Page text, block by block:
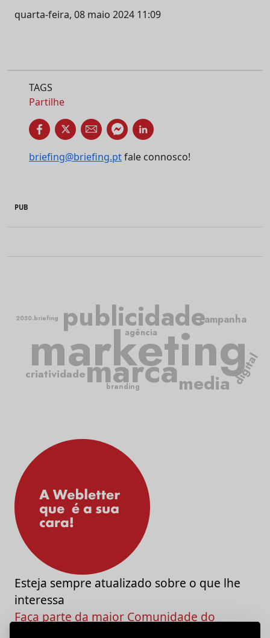
quarta-feira, 08 maio 2024 11:09
TAGS
Partilhe
briefing@briefing.ptfale connosco!
PUB
marketing
publicidade
marca
criatividade
campanha
media
agência
digital
2050.briefing
branding
Esteja sempre atualizado sobre o que lhe
interessa
Faça parte da maior Comunidade do